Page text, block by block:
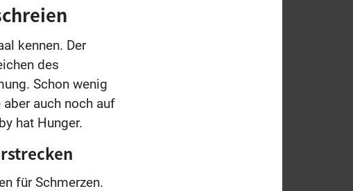
kennen. Der
des
Schon wenig
auch noch auf
hat Hunger.
für Schmerzen.